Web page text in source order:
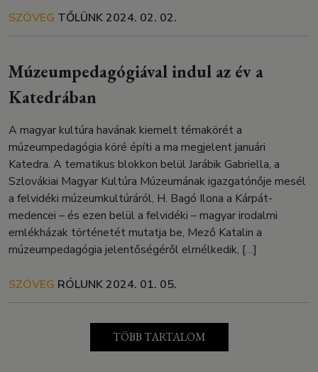
SZÖVEG TŐLÜNK2024. 02. 02.
Múzeumpedagógiával indul az év a
Katedrában
A magyar kultúra havának kiemelt témakörét a
múzeumpedagógia köré építi a ma megjelent januári
Katedra. A tematikus blokkon belül Jarábik Gabriella, a
Szlovákiai Magyar Kultúra Múzeumának igazgatónője mesél
a felvidéki múzeumkultúráról, H. Bagó Ilona a Kárpát-
medencei – és ezen belül a felvidéki – magyar irodalmi
emlékházak történetét mutatja be, Mező Katalin a
múzeumpedagógia jelentőségéről elmélkedik, […]
SZÖVEG RÓLUNK2024. 01. 05.
TÖBB TARTALOM